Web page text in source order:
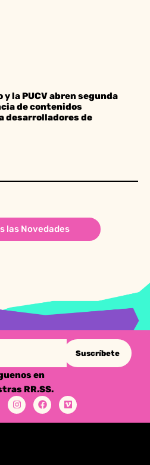
y la PUCV abren segunda
de contenidos
desarrolladores de
las Novedades
Suscríbete
en
RR.SS.